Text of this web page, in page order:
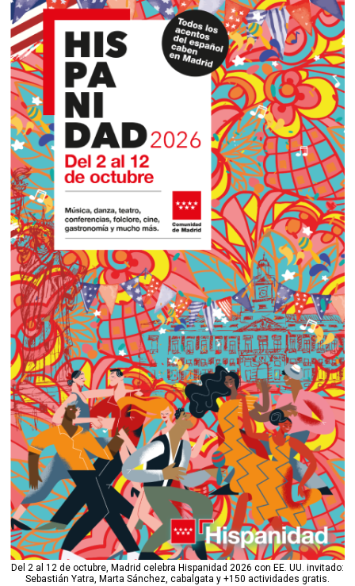
Del 2 al 12 de octubre, Madrid celebra Hispanidad 2026 con EE. UU. invitado:
Sebastián Yatra, Marta Sánchez, cabalgata y +150 actividades gratis.